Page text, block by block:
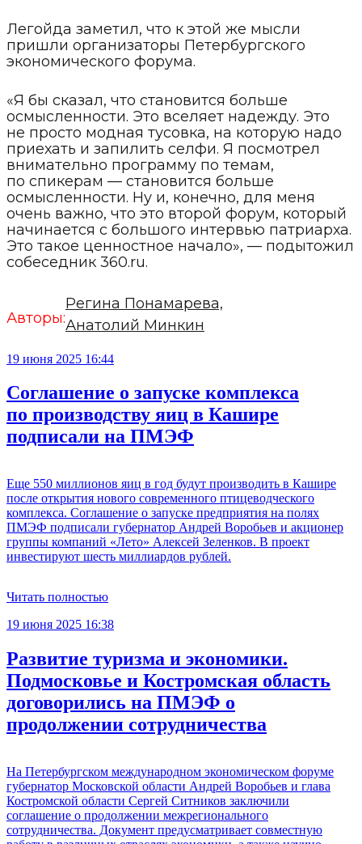
Легойда заметил, что к этой же мысли
пришли организаторы Петербургского
экономического форума.
«Я бы сказал, что становится больше
осмысленности. Это вселяет надежду. Это
не просто модная тусовка, на которую надо
приехать и запилить селфи. Я посмотрел
внимательно программу по темам,
по спикерам — становится больше
осмысленности. Ну и, конечно, для меня
очень важно, что это второй форум, который
начинается с большого интервью патриарха.
Это такое ценностное начало», — подытожил
собеседник 360.ru.
Авторы:
Регина Понамарева,
Анатолий Минкин
19 июня 2025 16:44
Соглашение о запуске комплекса
по производству яиц в Кашире
подписали на ПМЭФ
Еще 550 миллионов яиц в год будут производить в Кашире
после открытия нового современного птицеводческого
комплекса. Соглашение о запуске предприятия на полях
ПМЭФ подписали губернатор Андрей Воробьев и акционер
группы компаний «Лето» Алексей Зеленков. В проект
инвестируют шесть миллиардов рублей.
Читать полностью
19 июня 2025 16:38
Развитие туризма и экономики.
Подмосковье и Костромская область
договорились на ПМЭФ о
продолжении сотрудничества
На Петербургском международном экономическом форуме
губернатор Московской области Андрей Воробьев и глава
Костромской области Сергей Ситников заключили
соглашение о продолжении межрегионального
сотрудничества. Документ предусматривает совместную